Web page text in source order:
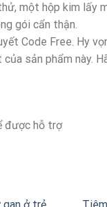
một hộp kim lấy
gói cẩn thận.
Code Free. Hy
sản phẩm này.
được hỗ trợ